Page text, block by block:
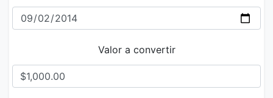
Valor a convertir